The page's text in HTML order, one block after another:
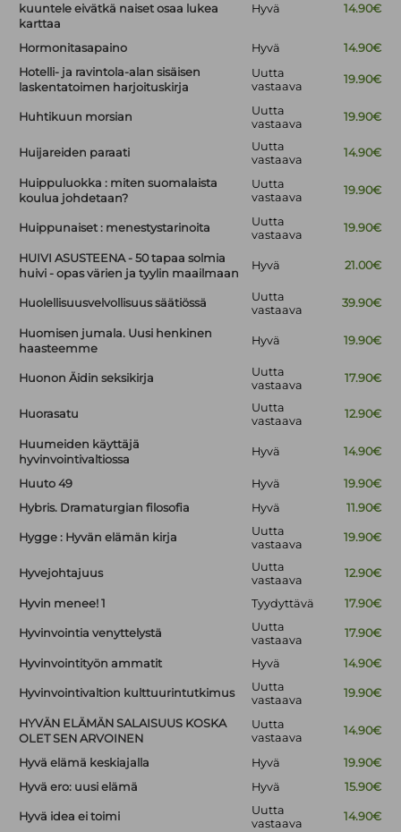
kuuntele eivätkä naiset osaa lukea
karttaa
Hyvä 14.90€
Hormonitasapaino Hyvä
14.90€
Hotelli- ja ravintola-alan sisäisen
laskentatoimen harjoituskirja
Uutta
vastaava
19.90€
Huhtikuun morsian
Uutta
vastaava
19.90€
Huijareiden paraati
Uutta
vastaava
14.90€
Huippuluokka : miten suomalaista
koulua johdetaan?
Uutta
vastaava
19.90€
Huippunaiset : menestystarinoita
Uutta
vastaava
19.90€
HUIVI ASUSTEENA - 50 tapaa solmia
huivi - opas värien ja tyylin maailmaan
Hyvä 21.00€
Huolellisuusvelvollisuus säätiössä
Uutta
vastaava
39.90€
Huomisen jumala. Uusi henkinen
haasteemme
Hyvä 19.90€
Huonon Äidin seksikirja
Uutta
vastaava
17.90€
Huorasatu
Uutta
vastaava
12.90€
Huumeiden käyttäjä
hyvinvointivaltiossa
Hyvä 14.90€
Huuto 49 Hyvä
19.90€
Hybris. Dramaturgian filosofia
Hyvä 11.90€
Hygge : Hyvän elämän kirja
Uutta
vastaava
19.90€
Hyvejohtajuus
Uutta
vastaava
12.90€
Hyvin menee! 1 Tyydyttävä 17.90€
Hyvinvointia venyttelystä
Uutta
vastaava
17.90€
Hyvinvointityön ammatit Hyvä 14.90€
Hyvinvointivaltion kulttuurintutkimus
Uutta
vastaava
19.90€
HYVÄN ELÄMÄN SALAISUUS KOSKA
OLET SEN ARVOINEN
Uutta
vastaava
14.90€
Hyvä elämä keskiajalla Hyvä
19.90€
Hyvä ero: uusi elämä
Hyvä 15.90€
Hyvä idea ei toimi
Uutta
vastaava
14.90€